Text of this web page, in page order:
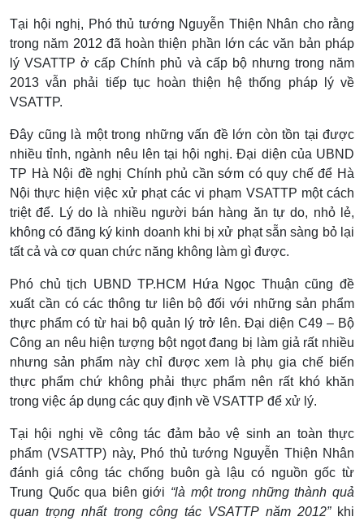
Tại hội nghị, Phó thủ tướng Nguyễn Thiện Nhân cho rằng
trong năm 2012 đã hoàn thiện phần lớn các văn bản pháp
lý VSATTP ở cấp Chính phủ và cấp bộ nhưng trong năm
2013 vẫn phải tiếp tục hoàn thiện hệ thống pháp lý về
VSATTP.
Đây cũng là một trong những vấn đề lớn còn tồn tại được
nhiều tỉnh, ngành nêu lên tại hội nghị. Đại diện của UBND
TP Hà Nội đề nghị Chính phủ cần sớm có quy chế để Hà
Nội thực hiện việc xử phạt các vi phạm VSATTP một cách
triệt để. Lý do là nhiều người bán hàng ăn tự do, nhỏ lẻ,
không có đăng ký kinh doanh khi bị xử phạt sẵn sàng bỏ lại
tất cả và cơ quan chức năng không làm gì được.
Phó chủ tịch UBND TP.HCM Hứa Ngọc Thuận cũng đề
xuất cần có các thông tư liên bộ đối với những sản phẩm
thực phẩm có từ hai bộ quản lý trở lên. Đại diện C49 – Bộ
Công an nêu hiện tượng bột ngọt đang bị làm giả rất nhiều
nhưng sản phẩm này chỉ được xem là phụ gia chế biến
thực phẩm chứ không phải thực phẩm nên rất khó khăn
trong việc áp dụng các quy định về VSATTP để xử lý.
Tại hội nghị về công tác đảm bảo vệ sinh an toàn thực
phẩm (VSATTP) này, Phó thủ tướng Nguyễn Thiện Nhân
đánh giá công tác chống buôn gà lậu có nguồn gốc từ
Trung Quốc qua biên giới “là một trong những thành quả
quan trọng nhất trong công tác VSATTP năm 2012”khi